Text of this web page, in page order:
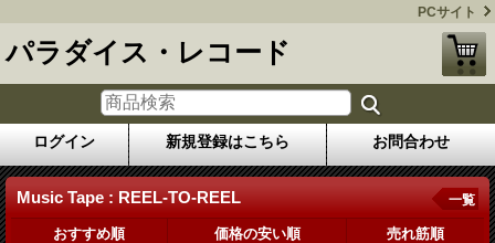
PCサイト
パラダイス・レコード
ログイン 新規登録はこちら お問合わせ
Music Tape : REEL-TO-REEL 一覧
おすすめ順 価格の安い順 売れ筋順